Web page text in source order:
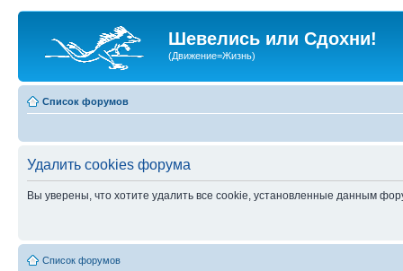
Шевелись или Сдохни!
(Движение=Жизнь)
Список форумов
Удалить cookies форума
Вы уверены, что хотите удалить все cookie, установленные данным
Список форумов